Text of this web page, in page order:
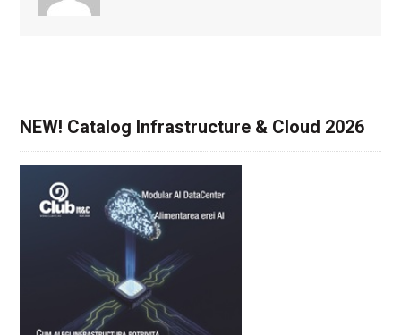
NEW! Catalog Infrastructure & Cloud 2026